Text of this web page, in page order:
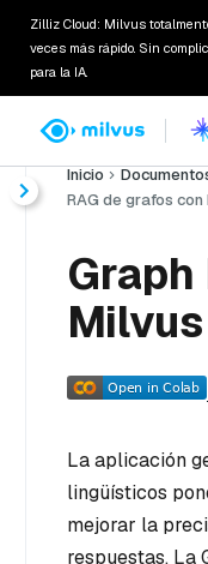
Zilliz Cloud: Milvus
veces más rápido. Sin
para la IA.
Inicio
RAG de grafos con
Graph
Milvus
La aplicación
lingüísticos
mejorar la
respuestas. La